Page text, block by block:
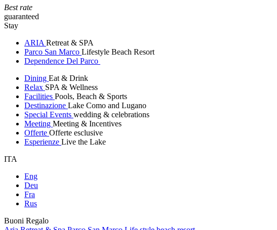
Best rate
guaranteed
Stay
ARIA Retreat & SPA
Parco San Marco Lifestyle Beach Resort
Dependence Del Parco
Dining Eat & Drink
Relax SPA & Wellness
Facilities Pools, Beach & Sports
Destinazione Lake Como and Lugano
Special Events wedding & celebrations
Meeting Meeting & Incentives
Offerte Offerte esclusive
Esperienze Live the Lake
ITA
Eng
Deu
Fra
Rus
Buoni Regalo